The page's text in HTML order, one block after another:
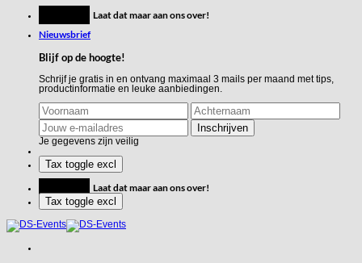
inhoud
Laat dat maar aan ons over!
Nieuwsbrief
Blijf op de hoogte!
Schrijf je gratis in en ontvang maximaal 3 mails per maand met tips,
productinformatie en leuke aanbiedingen.
Je gegevens zijn veilig
Laat dat maar aan ons over!